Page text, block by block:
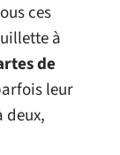
ces
à
de
leur
deux,